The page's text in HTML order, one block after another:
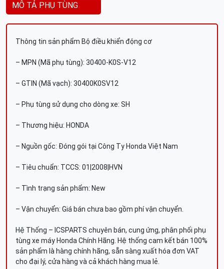
MÔ TẢ PHỤ TÙNG
Thông tin sản phẩm Bộ điều khiển động cơ
– MPN (Mã phụ tùng): 30400-K0S-V12
– GTIN (Mã vạch): 30400K0SV12
– Phụ tùng sử dụng cho dòng xe: SH
– Thương hiệu: HONDA
– Nguồn gốc: Đóng gói tại Công Ty Honda Việt Nam
– Tiêu chuẩn: TCCS: 01|2008|HVN
– Tình trạng sản phẩm: New
– Vận chuyển: Giá bán chưa bao gồm phí vận chuyển.
Hệ Thống – ICSPARTS chuyên bán, cung ứng, phân phối phụ
tùng xe máy Honda Chính Hãng. Hệ thống cam kết bán 100%
sản phẩm là hàng chính hãng, sẵn sàng xuất hóa đơn VAT
cho đại lý, cửa hàng và cả khách hàng mua lẻ.